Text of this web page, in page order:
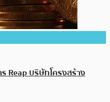
Reap บริษัทโครงสร้าง